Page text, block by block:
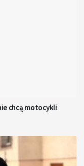
chcą motocykli